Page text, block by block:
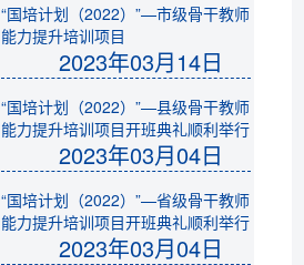
“国培计划（2022）”—市级骨干教师
能力提升培训项目
2023年03月14日
“国培计划（2022）”—县级骨干教师
能力提升培训项目开班典礼顺利举行
2023年03月04日
“国培计划（2022）”—省级骨干教师
能力提升培训项目开班典礼顺利举行
2023年03月04日